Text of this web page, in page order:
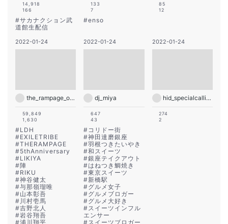
14,918
166
#サカナクション武
道館生配信
133
7
#enso
85
12
2022-01-24
the_rampage_official
59,849
1,630
#LDH
#EXILETRIBE
#THERAMPAGE
#5thAnniversary
#LIKIYA
#陣
#RIKU
#神谷健太
#与那嶺瑠唯
#山本彰吾
# 川村壱馬
#吉野北人
#岩谷翔吾
#浦川翔平
2022-01-24
dj_miya
647
43
# コリドー街
#神田達磨銀座
#羽根つきたいやき
#和スイーツ
#銀座テイクアウト
#はねつき鯛焼き
#東京スイーツ
#新橋駅
#グルメ女子
#グルメブロガー
#グルメ大好き
#スイーツインフル
エンサー
#スイーツブロガー
2022-01-24
hid_specialcalling
274
2